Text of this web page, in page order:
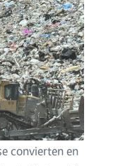
convierten en